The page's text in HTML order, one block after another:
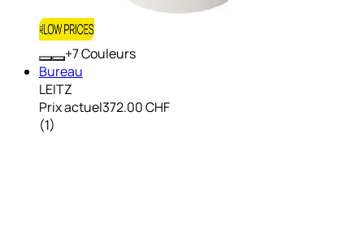
+ Couleurs
Bureau
LEITZ
Prix actuel372.00 CHF
(1)